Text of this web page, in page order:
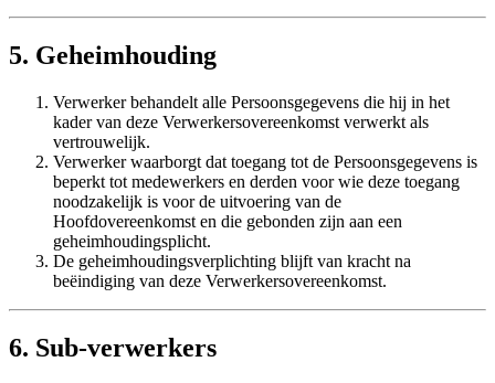
5. Geheimhouding
Verwerker behandelt alle Persoonsgegevens die hij in het
kader van deze Verwerkersovereenkomst verwerkt als
vertrouwelijk.
Verwerker waarborgt dat toegang tot de Persoonsgegevens is
beperkt tot medewerkers en derden voor wie deze toegang
noodzakelijk is voor de uitvoering van de
Hoofdovereenkomst en die gebonden zijn aan een
geheimhoudingsplicht.
De geheimhoudingsverplichting blijft van kracht na
beëindiging van deze Verwerkersovereenkomst.
6. Sub-verwerkers